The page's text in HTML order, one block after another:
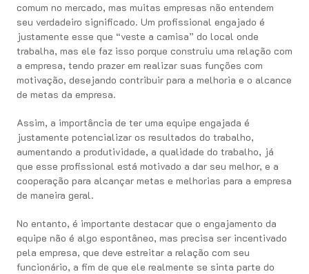
comum no mercado, mas muitas empresas não entendem
seu verdadeiro significado. Um profissional engajado é
justamente esse que “veste a camisa” do local onde
trabalha, mas ele faz isso porque construiu uma relação com
a empresa, tendo prazer em realizar suas funções com
motivação, desejando contribuir para a melhoria e o alcance
de metas da empresa.
Assim, a importância de ter uma equipe engajada é
justamente potencializar os resultados do trabalho,
aumentando a produtividade, a qualidade do trabalho, já
que esse profissional está motivado a dar seu melhor, e a
cooperação para alcançar metas e melhorias para a empresa
de maneira geral.
No entanto, é importante destacar que o engajamento da
equipe não é algo espontâneo, mas precisa ser incentivado
pela empresa, que deve estreitar a relação com seu
funcionário, a fim de que ele realmente se sinta parte do